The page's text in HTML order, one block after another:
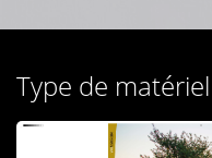
Type de matériel